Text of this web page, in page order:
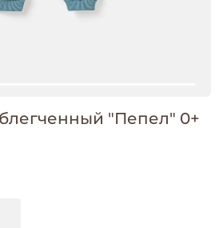
"Пепел" 0+